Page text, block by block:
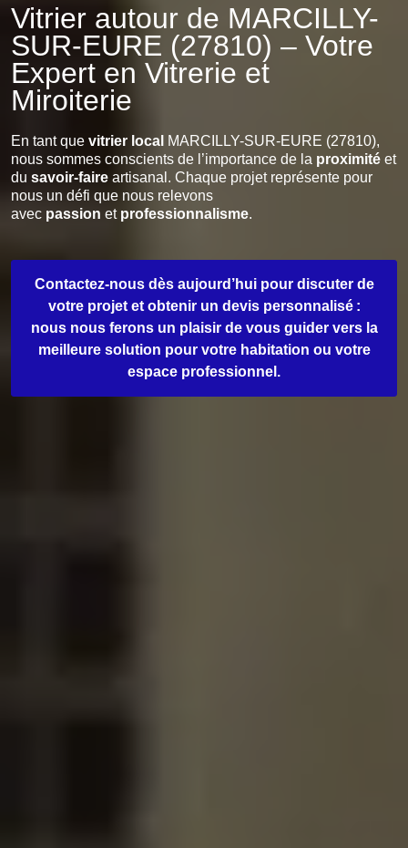
Vitrier autour de MARCILLY-
SUR-EURE (27810) – Votre
Expert en Vitrerie et
Miroiterie
En tant que vitrier local MARCILLY-SUR-EURE (27810),
nous sommes conscients de l’importance de la proximité et
du savoir-faire artisanal. Chaque projet représente pour
nous un défi que nous relevons
avec passion et professionnalisme.
Contactez-nous dès aujourd’hui pour discuter de
votre projet et obtenir un devis personnalisé :
nous nous ferons un plaisir de vous guider vers la
meilleure solution pour votre habitation ou votre
espace professionnel.